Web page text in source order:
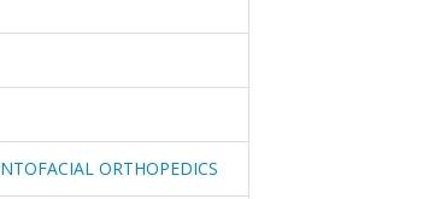
ORTHOPEDICS